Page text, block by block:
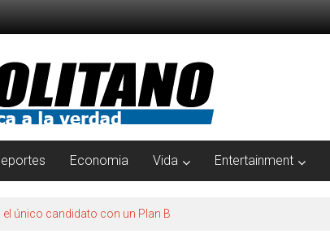
Economia Vida Entertainment
el único candidato con un Plan B